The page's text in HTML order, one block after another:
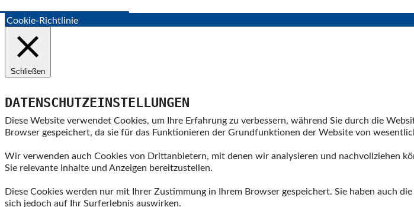
Cookie-Richtlinie
Schließen
DATENSCHUTZEINSTELLUNGEN
Diese Website verwendet Cookies, um Ihre Erfahrung zu verbessern, während Sie durch die
Browser gespeichert, da sie für das Funktionieren der Grundfunktionen der Website von
Wir verwenden auch Cookies von Drittanbietern, mit denen wir analysieren und nachvollziehen
Sie relevante Inhalte und Anzeigen bereitzustellen.
Diese Cookies werden nur mit Ihrer Zustimmung in Ihrem Browser gespeichert. Sie haben auch
sich jedoch auf Ihr Surferlebnis auswirken.